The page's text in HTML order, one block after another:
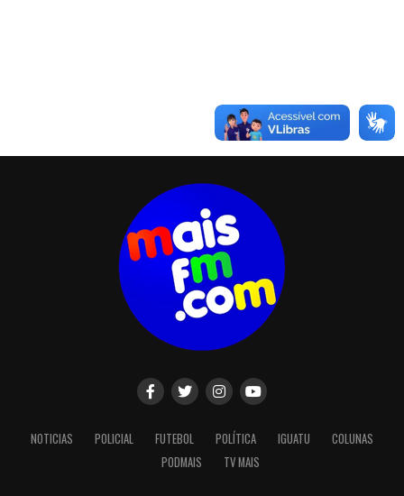
NOTICIAS POLICIAL FUTEBOL POLÍTICA IGUATU
COLUNAS
PODMAIS
TV MAIS